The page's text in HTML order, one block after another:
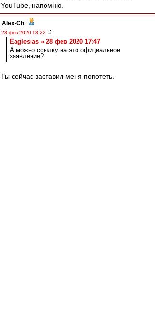
YouTube, напомню.
Alex-Ch -
28 фев 2020 18:22
Eaglesias » 28 фев 2020 17:47
А можно ссылку на это официальное
заявление?
Ты сейчас заставил меня попотеть.